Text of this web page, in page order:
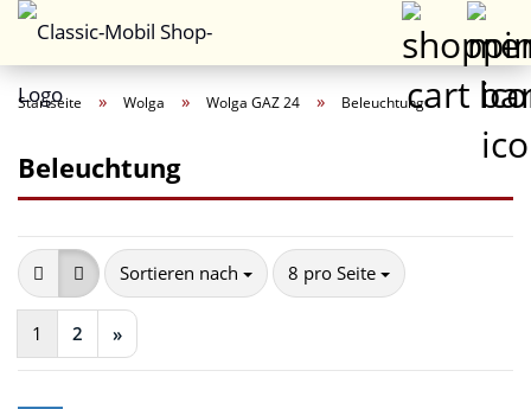
Startseite » Wolga » Wolga GAZ 24 » Beleuchtung
Beleuchtung
Sortieren nach
Sortieren nach 8 pro Seite
pro Seite
1 2 »